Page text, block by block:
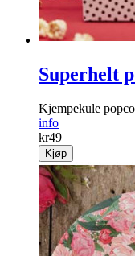
Superhelt
Kjempekule
info
kr49
Kjøp